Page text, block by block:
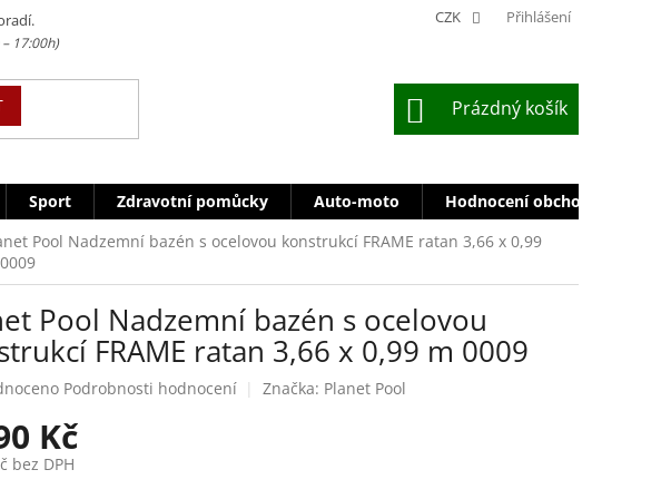
CZK Přihlášení
NÁKUPNÍ
KOŠÍK
Prázdný košík
Sport Zdravotní pomůcky Auto-moto Hodnocení obchodu
Pool Nadzemní bazén s ocelovou konstrukcí FRAME ratan 3,66 x 0,99
Pool Nadzemní bazén s ocelovou
FRAME ratan 3,66 x 0,99 m 0009
Podrobnosti hodnocení Značka: Planet Pool
Kč
bez DPH